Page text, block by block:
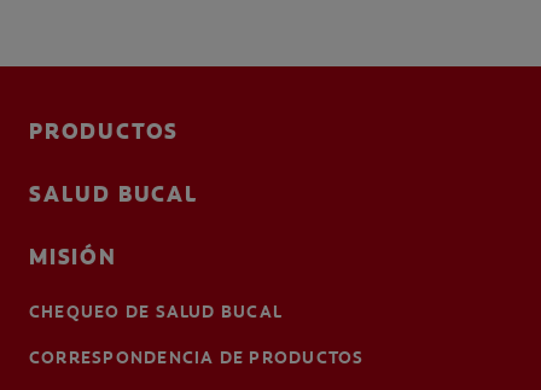
PRODUCTOS
SALUD BUCAL
MISIÓN
CHEQUEO DE SALUD BUCAL
CORRESPONDENCIA DE PRODUCTOS